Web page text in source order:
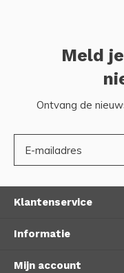
Meld
Ontvang de
Klantenservice
Informatie
Mijn account